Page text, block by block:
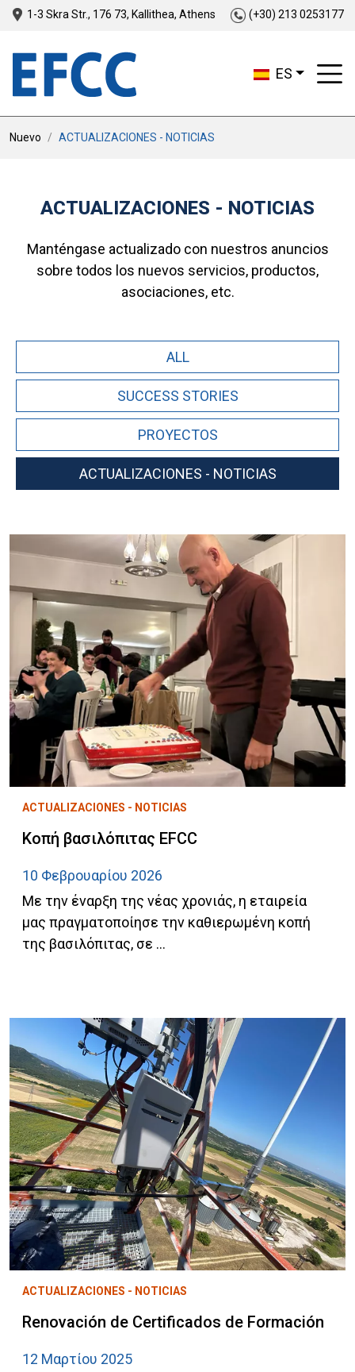
1-3 Skra Str., 176 73, Kallithea, Athens (+30) 213 0253177
ES
Nuevo ACTUALIZACIONES - NOTICIAS
ACTUALIZACIONES - NOTICIAS
Manténgase actualizado con nuestros anuncios
sobre todos los nuevos servicios, productos,
asociaciones, etc.
ALL
SUCCESS STORIES
PROYECTOS
ACTUALIZACIONES - NOTICIAS
ACTUALIZACIONES - NOTICIAS
Κοπή βασιλόπιτας EFCC
10 Φεβρουαρίου 2026
Με την έναρξη της νέας χρονιάς, η εταιρεία
μας πραγματοποίησε την καθιερωμένη κοπή
της βασιλόπιτας, σε ...
ACTUALIZACIONES - NOTICIAS
Renovación de Certificados de Formación
12 Μαρτίου 2025